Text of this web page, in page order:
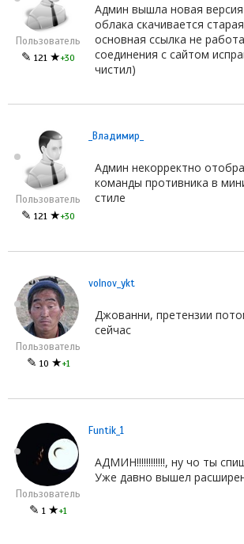
Пользователь
✎ 121 ★+30
Админ вышла новая
облака скачивается
основная ссылка не
соединения с сайтом
чистил)
Пользователь
✎ 121 ★+30
_Владимир_
Админ некорректно
команды противника в
стиле
Пользователь
✎ 10 ★+1
volnov_ykt
Джованни, претензии
сейчас
Пользователь
✎ 1 ★+1
Funtik_1
АДМИН!!!!!!!!!!!!, ну чо ты
Уже давно вышел